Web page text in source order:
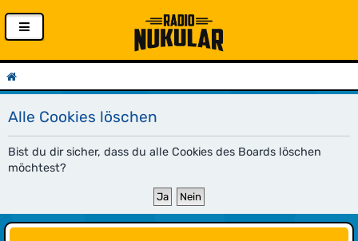
Alle Cookies löschen
Bist du dir sicher, dass du alle Cookies des Boards löschen
möchtest?